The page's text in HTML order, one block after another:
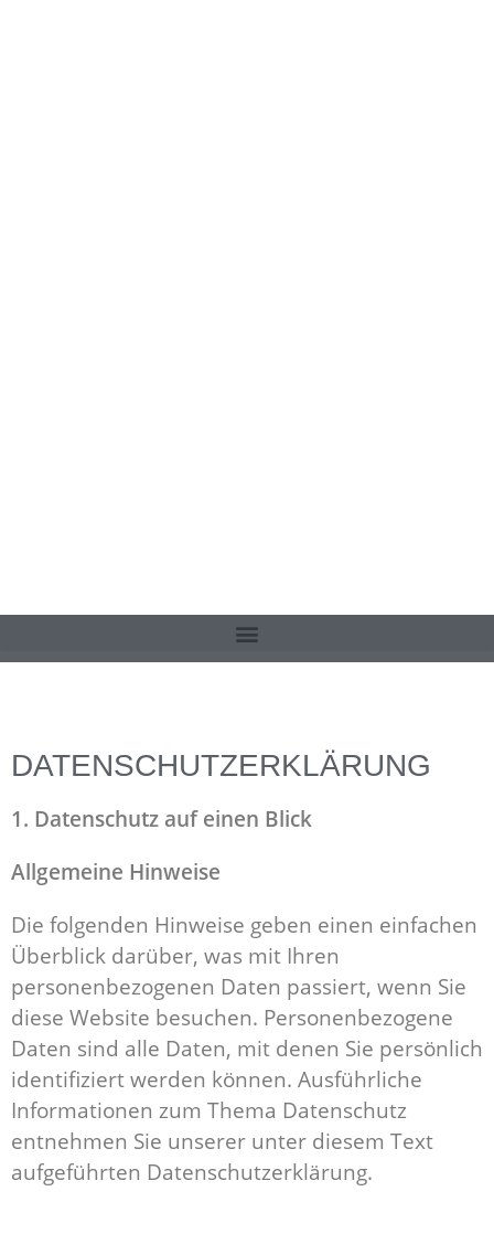
DATENSCHUTZERKLÄRUNG
1. Datenschutz auf einen Blick
Allgemeine Hinweise
Die folgenden Hinweise geben einen einfachen
Überblick darüber, was mit Ihren
personenbezogenen Daten passiert, wenn Sie
diese Website besuchen. Personenbezogene
Daten sind alle Daten, mit denen Sie persönlich
identifiziert werden können. Ausführliche
Informationen zum Thema Datenschutz
entnehmen Sie unserer unter diesem Text
aufgeführten Datenschutzerklärung.